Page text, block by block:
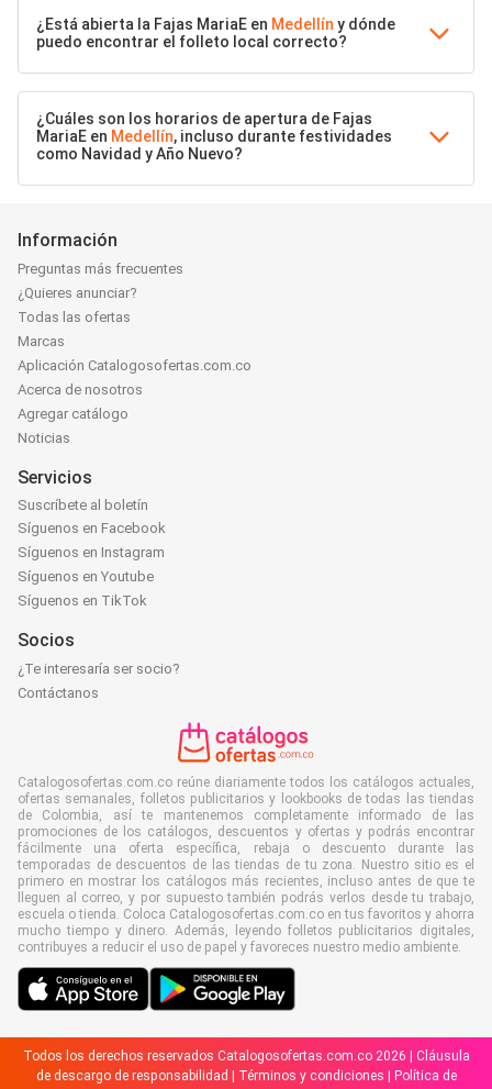
¿Está abierta la Fajas MariaE en Medellín y dónde
puedo encontrar el folleto local correcto?
¿Cuáles son los horarios de apertura de Fajas
MariaE en Medellín, incluso durante festividades
como Navidad y Año Nuevo?
Información
Preguntas más frecuentes
¿Quieres anunciar?
Todas las ofertas
Marcas
Aplicación Catalogosofertas.com.co
Acerca de nosotros
Agregar catálogo
Noticias
Servicios
Suscríbete al boletín
Síguenos en Facebook
Síguenos en Instagram
Síguenos en Youtube
Síguenos en TikTok
Socios
¿Te interesaría ser socio?
Contáctanos
Catalogosofertas.com.co reúne diariamente todos los catálogos actuales,
ofertas semanales, folletos publicitarios y lookbooks de todas las tiendas
de Colombia, así te mantenemos completamente informado de las
promociones de los catálogos, descuentos y ofertas y podrás encontrar
fácilmente una oferta específica, rebaja o descuento durante las
temporadas de descuentos de las tiendas de tu zona. Nuestro sitio es el
primero en mostrar los catálogos más recientes, incluso antes de que te
lleguen al correo, y por supuesto también podrás verlos desde tu trabajo,
escuela o tienda. Coloca Catalogosofertas.com.co en tus favoritos y ahorra
mucho tiempo y dinero. Además, leyendo folletos publicitarios digitales,
contribuyes a reducir el uso de papel y favoreces nuestro medio ambiente.
Todos los derechos reservados Catalogosofertas.com.co 2026 | Cláusula
de descargo de responsabilidad
Términos y condiciones
Política de